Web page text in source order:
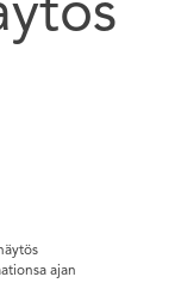
ajan